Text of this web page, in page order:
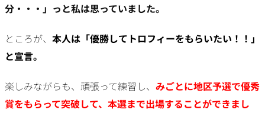
分・・・」っと私は思っていました。
ところが、 本人は「優勝してトロフィーをもらいたい！！」
と宣言。
楽しみながらも、頑張って練習し、 みごとに地区予選で優秀
賞をもらって突破して、本選まで出場することができまし